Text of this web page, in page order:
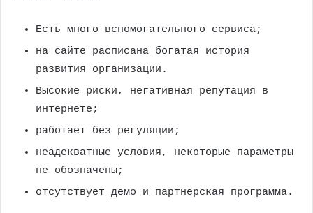
Есть много вспомогательного сервиса;
на сайте расписана богатая история
развития организации.
Высокие риски, негативная репутация в
интернете;
работает без регуляции;
неадекватные условия, некоторые параметры
не обозначены;
отсутствует демо и партнерская программа.